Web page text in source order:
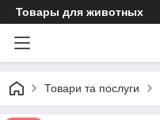
Товары для животных
Товари та послуги